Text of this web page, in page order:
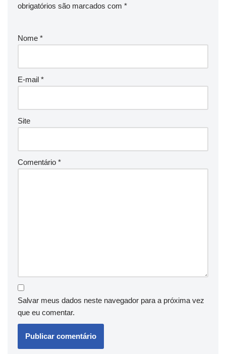
obrigatórios são marcados com *
Nome *
E-mail *
Site
Comentário *
Salvar meus dados neste navegador para a próxima vez
que eu comentar.